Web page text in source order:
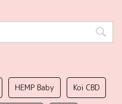
HEMP Baby Koi CBD